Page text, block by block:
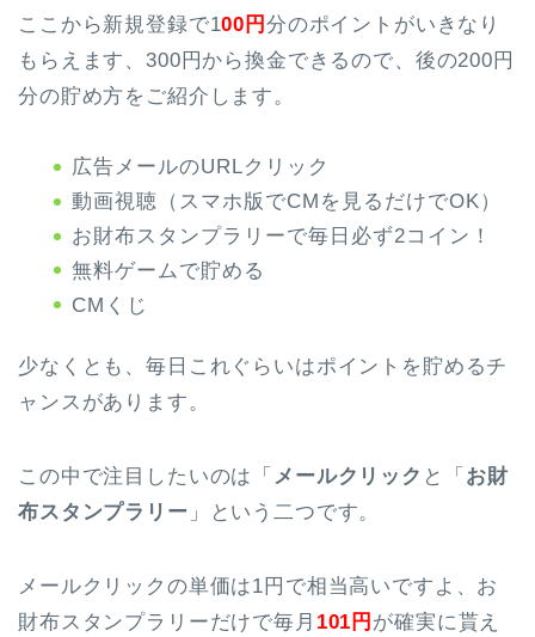
ここから新規登録で100 円 分のポイントがいきなり
もらえます、300円から換金できるので、後の200円
分の貯め方をご紹介します。
広告メールのURLクリック
動画視聴（スマホ版でCMを見るだけでOK）
お財布スタンプラリーで毎日必ず2コイン！
無料ゲームで貯める
CMくじ
少なくとも、毎日これぐらいはポイントを貯めるチ
ャンスがあります。
この中で注目したいのは「 メールクリック と「 お財
布スタンプラリー 」という二つです。
メールクリックの単価は1円で相当高いですよ、お
財布スタンプラリーだけで毎月 101円 が確実に貰え